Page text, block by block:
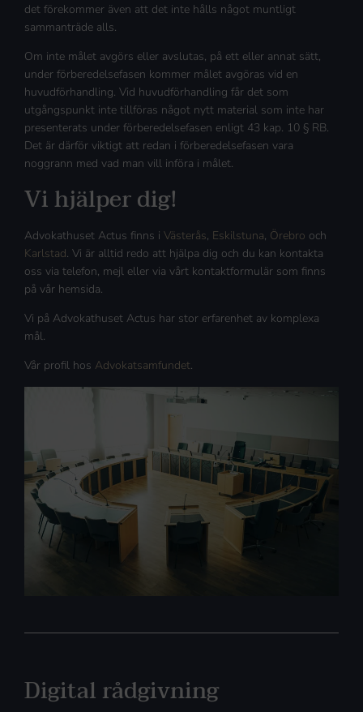
det förekommer även att det inte hålls något muntligt
sammanträde alls.
Om inte målet avgörs eller avslutas, på ett eller annat sätt,
under förberedelsefasen kommer målet avgöras vid en
huvudförhandling. Vid huvudförhandling får det som
utgångspunkt inte tillföras något nytt material som inte har
presenterats under förberedelsefasen enligt 43 kap. 10 § RB.
Det är därför viktigt att redan i förberedelsefasen vara
noggrann med vad man vill införa i målet.
Vi hjälper dig!
Advokathuset Actus finns i Västerås, Eskilstuna, Örebro och
Karlstad. Vi är alltid redo att hjälpa dig och du kan kontakta
oss via telefon, mejl eller via vårt kontaktformulär som finns
på vår hemsida.
Vi på Advokathuset Actus har stor erfarenhet av komplexa
mål.
Vår profil hos Advokatsamfundet.
Digital rådgivning